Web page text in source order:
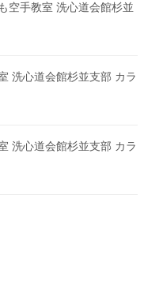
空手教室 洗心道会館杉並
洗心道会館杉並支部 カラ
洗心道会館杉並支部 カラ